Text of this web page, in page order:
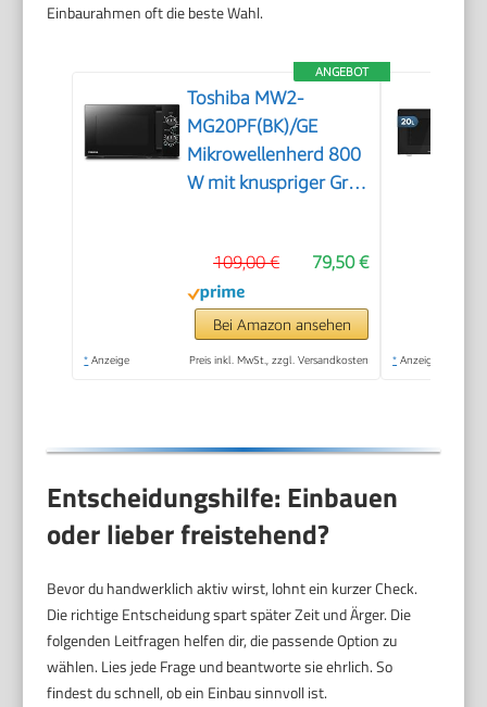
Einbaurahmen oft die beste Wahl.
ANGEBOT
Toshiba MW2-
MG20PF(BK)/GE
Mikrowellenherd 800
W mit knuspriger Grill-
1000 W Grillleistung,
Schwarz
79,50 €
109,00 €
Bei Amazon ansehen
* Anzeige Preis inkl. MwSt., zzgl. Versandkosten * Anzeige
Entscheidungshilfe: Einbauen
oder lieber freistehend?
Bevor du handwerklich aktiv wirst, lohnt ein kurzer Check.
Die richtige Entscheidung spart später Zeit und Ärger. Die
folgenden Leitfragen helfen dir, die passende Option zu
wählen. Lies jede Frage und beantworte sie ehrlich. So
findest du schnell, ob ein Einbau sinnvoll ist.